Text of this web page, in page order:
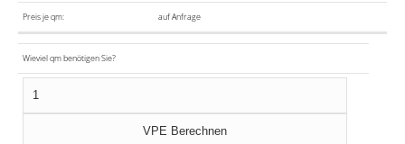
Preis je qm: auf Anfrage
Wieviel qm benötigen Sie?